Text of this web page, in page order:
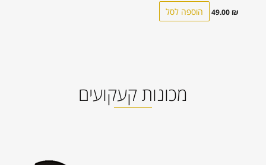
49.00 ₪ הוספה לסל
מכונות קעקועים